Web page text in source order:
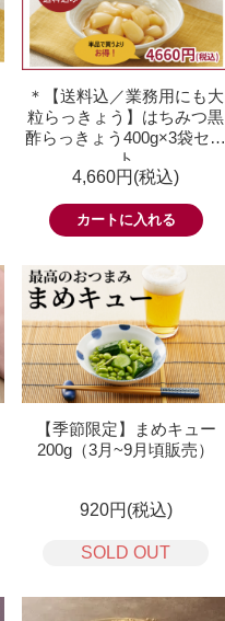
＊【送料込／業務用にも大
粒らっきょう】はちみつ黒
酢らっきょう400g×3袋セッ
ト
4,660円(税込)
【季節限定】まめキュー
200g（3月~9月頃販売）
920円(税込)
SOLD OUT